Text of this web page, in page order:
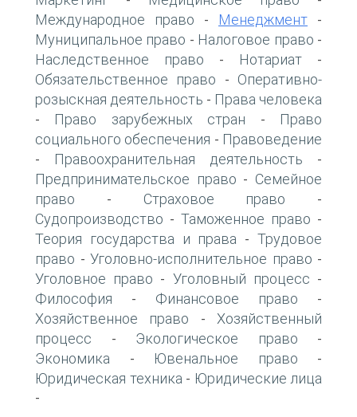
Международное право - Менеджмент -
Муниципальное право - Налоговое право -
Наследственное право - Нотариат -
Обязательственное право - Оперативно-
розыскная деятельность - Права человека
- Право зарубежных стран -
Право
социального обеспечения - Правоведение
- Правоохранительная деятельность -
Предпринимательское право - Семейное
право - Страховое право -
Судопроизводство - Таможенное право -
Теория государства и права -Трудовое
право - Уголовно-исполнительное право -
Уголовное право - Уголовный процесс -
Философия - Финансовое право -
Хозяйственное право - Хозяйственный
процесс - Экологическое право -
Экономика - Ювенальное право -
Юридическая техника - Юридические лица
-